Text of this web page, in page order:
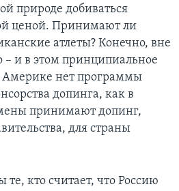
природе добиваться
ценой. Принимают ли
атлеты? Конечно, вне
– и в этом принципиальное
Америке нет программы
допинга, как в
принимают допинг,
для страны
кто считает, что Россию